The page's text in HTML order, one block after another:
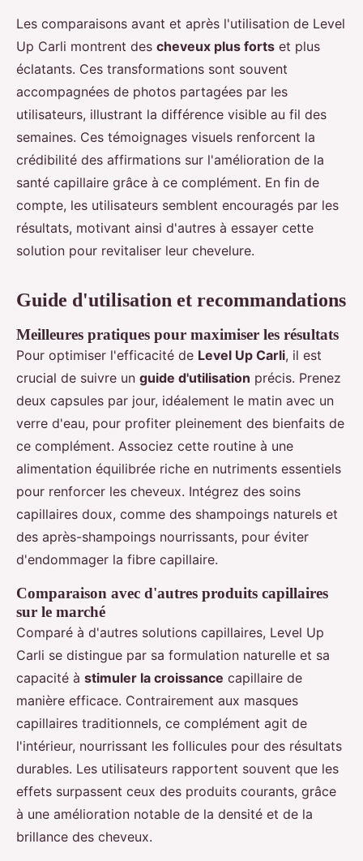
Les comparaisons avant et après l'utilisation de Level
Up Carli montrent des cheveux plus forts et plus
éclatants. Ces transformations sont souvent
accompagnées de photos partagées par les
utilisateurs, illustrant la différence visible au fil des
semaines. Ces témoignages visuels renforcent la
crédibilité des affirmations sur l'amélioration de la
santé capillaire grâce à ce complément. En fin de
compte, les utilisateurs semblent encouragés par les
résultats, motivant ainsi d'autres à essayer cette
solution pour revitaliser leur chevelure.
Guide d'utilisation et recommandations
Meilleures pratiques pour maximiser les résultats
Pour optimiser l'efficacité de Level Up Carli, il est
crucial de suivre un guide d'utilisation précis. Prenez
deux capsules par jour, idéalement le matin avec un
verre d'eau, pour profiter pleinement des bienfaits de
ce complément. Associez cette routine à une
alimentation équilibrée riche en nutriments essentiels
pour renforcer les cheveux. Intégrez des soins
capillaires doux, comme des shampoings naturels et
des après-shampoings nourrissants, pour éviter
d'endommager la fibre capillaire.
Comparaison avec d'autres produits capillaires
sur le marché
Comparé à d'autres solutions capillaires, Level Up
Carli se distingue par sa formulation naturelle et sa
capacité à stimuler la croissance capillaire de
manière efficace. Contrairement aux masques
capillaires traditionnels, ce complément agit de
l'intérieur, nourrissant les follicules pour des résultats
durables. Les utilisateurs rapportent souvent que les
effets surpassent ceux des produits courants, grâce
à une amélioration notable de la densité et de la
brillance des cheveux.